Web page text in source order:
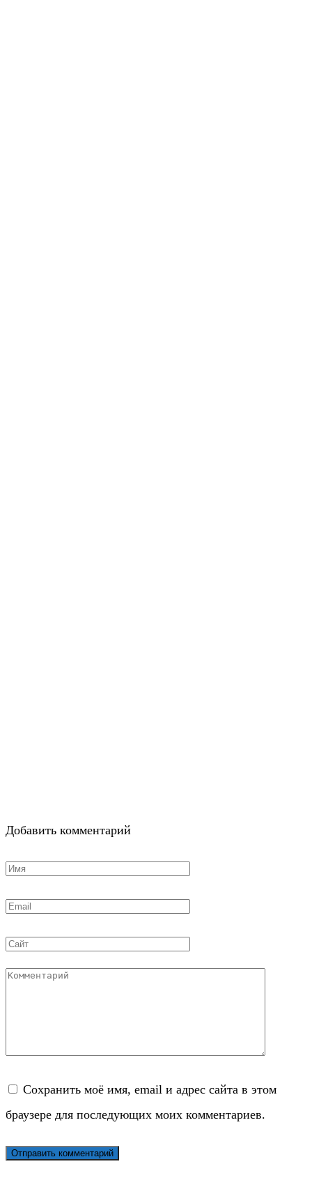
Добавить комментарий
Имя
Email
Сайт
Комментарий
Сохранить моё имя, email и адрес сайта в этом
браузере для последующих моих комментариев.